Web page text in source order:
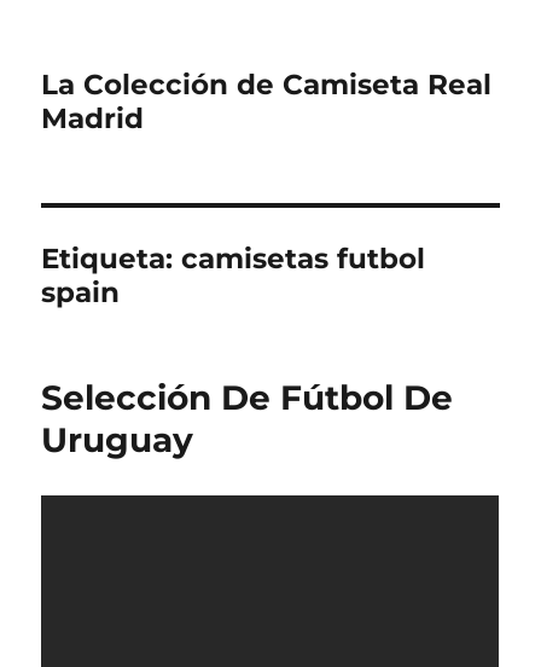
La Colección de Camiseta Real
Madrid
Etiqueta:camisetas futbol
spain
Selección De Fútbol De
Uruguay